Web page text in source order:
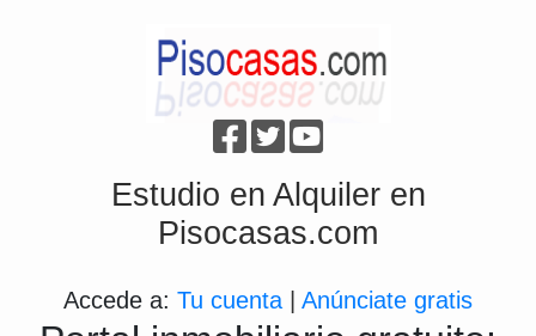
Estudio en Alquiler en
Pisocasas.com
Accede a: Tu cuenta Anúnciate gratis